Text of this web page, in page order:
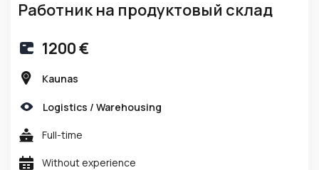
Работник на продуктовый склад
1200 €
Kaunas
Logistics / Warehousing
Full-time
Without experience